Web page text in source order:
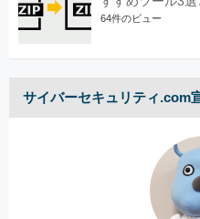
64件のビュー
サイバーセキュリティ.com